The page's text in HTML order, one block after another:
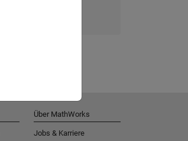
Über MathWorks
Jobs & Karriere